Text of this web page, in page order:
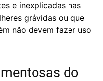
e inexplicadas nas
grávidas ou que
não devem fazer uso
do